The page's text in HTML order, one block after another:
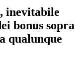
inevitabile
bonus sopra
qualunque